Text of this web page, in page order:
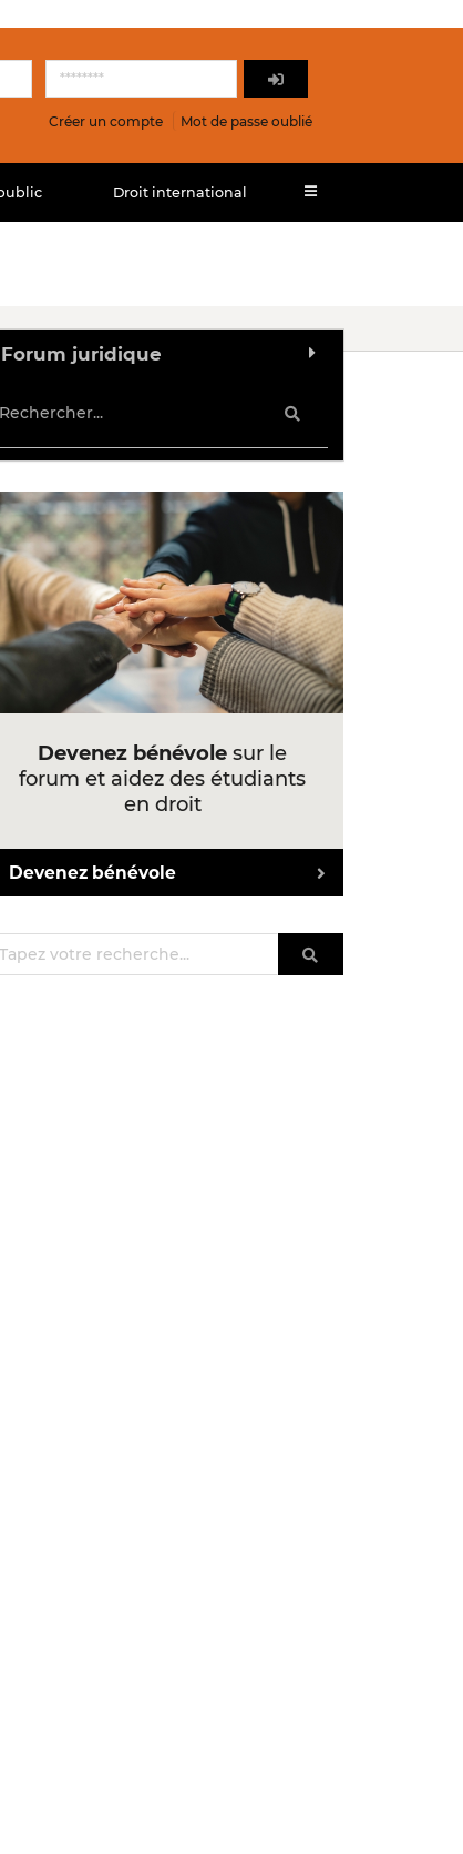
Créer un compte Mot de passe oublié
Droit international
Forum juridique
Devenez bénévole sur le
forum et aidez des étudiants
en droit
Devenez bénévole